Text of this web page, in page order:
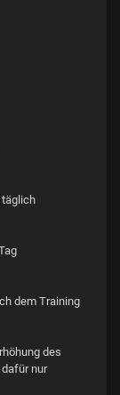
täglich
dem Training
des
nur